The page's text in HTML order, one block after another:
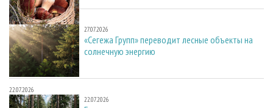
27.07.2026
27.07.2026
«Сегежа Групп» переводит лесные объекты на
солнечную энергию
22.07.2026
22.07.2026